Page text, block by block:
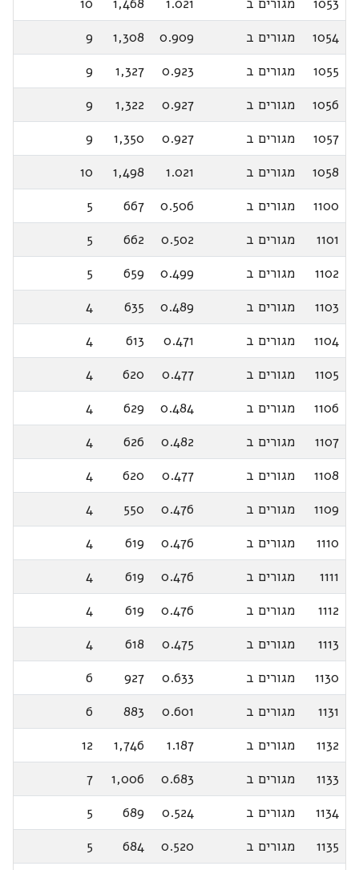
1054
מגורים ב 0.909
1,308
9
1055
מגורים ב 0.923
1,327
9
1056
מגורים ב 0.927
1,322
9
1057
מגורים ב 0.927
1,350
9
1058
מגורים ב 1.021
1,498
10
1100
מגורים ב 0.506
667
5
1101
מגורים ב 0.502
662
5
1102
מגורים ב 0.499
659
5
1103
מגורים ב 0.489
635
4
1104
מגורים ב 0.471
613
4
1105
מגורים ב 0.477
620
4
1106
מגורים ב 0.484
629
4
1107
מגורים ב 0.482
626
4
1108
מגורים ב 0.477
620
4
1109
מגורים ב 0.476
550
4
1110
מגורים ב 0.476
619
4
1111
מגורים ב 0.476
619
4
1112
מגורים ב 0.476
619
4
1113
מגורים ב 0.475
618
4
1130
מגורים ב 0.633
927
6
1131
מגורים ב 0.601
883
6
1132
מגורים ב 1.187
1,746
12
1133
מגורים ב 0.683
1,006
7
1134
מגורים ב 0.524
689
5
1135
מגורים ב 0.520
684
5